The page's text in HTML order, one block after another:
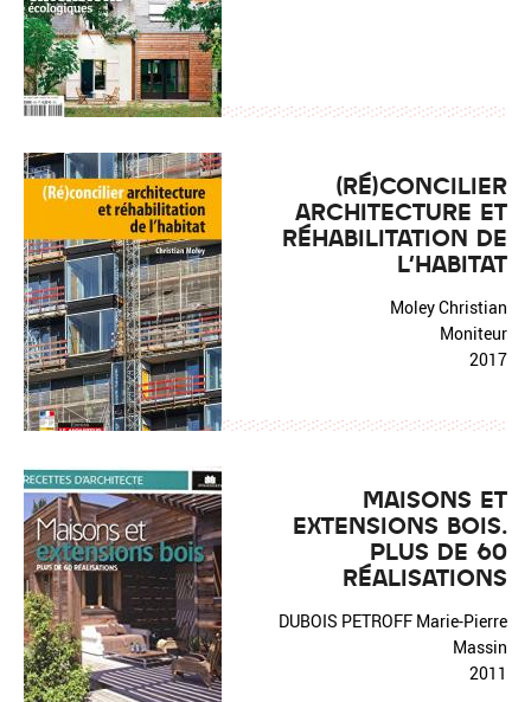
(RÉ)CONCILIER
ARCHITECTURE ET
RÉHABILITATION DE
L'HABITAT
Moley Christian
Moniteur
2017
MAISONS ET
EXTENSIONS BOIS.
PLUS DE 60
RÉALISATIONS
DUBOIS PETROFF Marie-Pierre
Massin
2011